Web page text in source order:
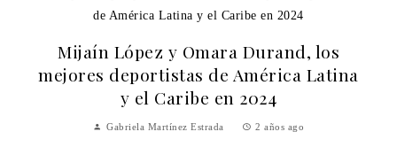
Mijaín López y Omara Durand, los
mejores deportistas de América Latina
y el Caribe en 2024
Gabriela Martínez Estrada 2 años ago